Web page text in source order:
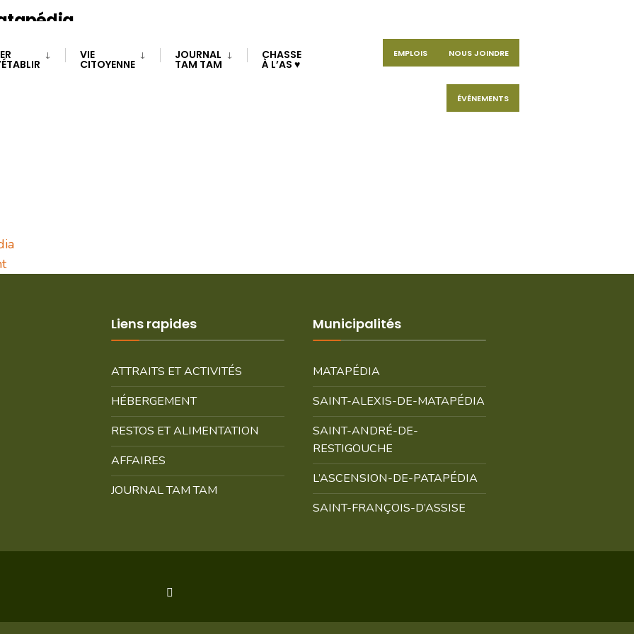
VIE
CITOYENNE
JOURNAL
TAM TAM
CHASSE
À L’AS ♥
NOUS JOINDRE
EMPLOIS
ÉVÉNEMENTS
PROCHAIN ÉVÉNEMENT
Liens rapides
ATTRAITS ET ACTIVITÉS
HÉBERGEMENT
RESTOS ET ALIMENTATION
AFFAIRES
JOURNAL TAM TAM
Municipalités
MATAPÉDIA
SAINT-ALEXIS-DE-MATAPÉDIA
SAINT-ANDRÉ-DE-
RESTIGOUCHE
L’ASCENSION-DE-PATAPÉDIA
SAINT-FRANÇOIS-D’ASSISE